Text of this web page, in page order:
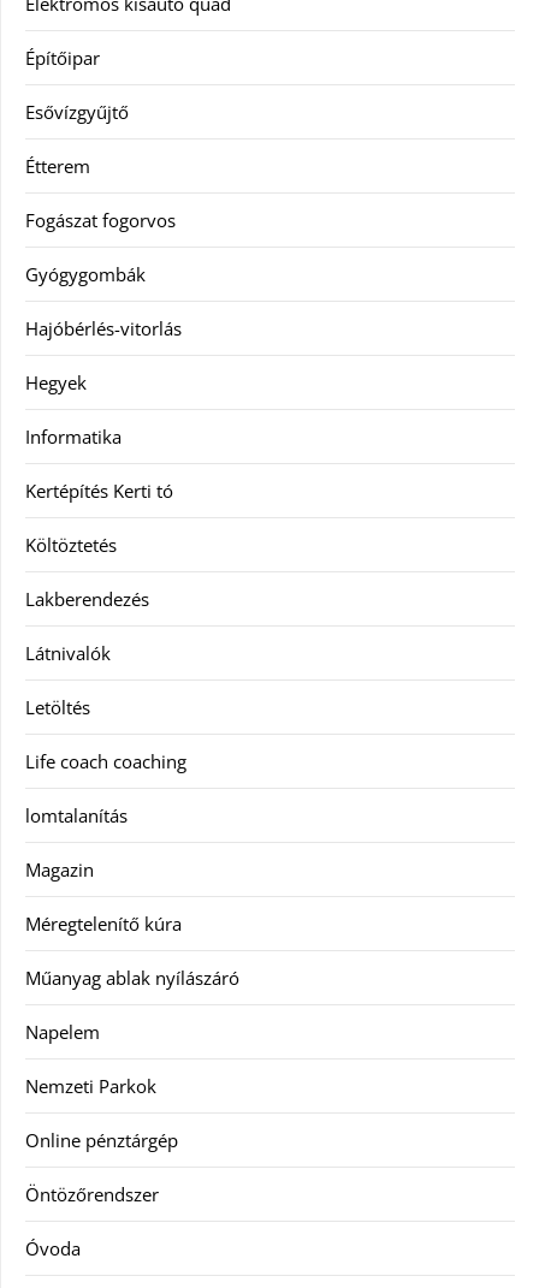
Építőipar
Esővízgyűjtő
Étterem
Fogászat fogorvos
Gyógygombák
Hajóbérlés-vitorlás
Hegyek
Informatika
Kertépítés Kerti tó
Költöztetés
Lakberendezés
Látnivalók
Letöltés
Life coach coaching
lomtalanítás
Magazin
Méregtelenítő kúra
Műanyag ablak nyílászáró
Napelem
Nemzeti Parkok
Online pénztárgép
Öntözőrendszer
Óvoda